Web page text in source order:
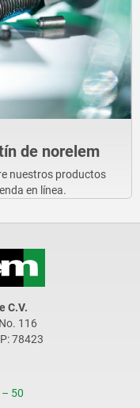
de norelem
nuestros productos
en línea.
C.V.
116
78423
50